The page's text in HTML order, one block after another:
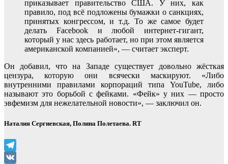
приказывает правительство США. У них, как
правило, под всё подложены бумажки о санкциях,
принятых конгрессом, и т.д. То же самое будет
делать Facebook и любой интернет-гигант,
который у нас здесь работает, но при этом является
американской компанией», — считает эксперт.
Он добавил, что на Западе существует довольно жёсткая
цензура, которую они всячески маскируют. «Либо
внутренними правилами корпораций типа YouTube, либо
называют это борьбой с фейками. «Фейк» у них — просто
эвфемизм для нежелательной новости», — заключил он.
Наталия Сергиевская, Полина Полетаева. RT
Telegram